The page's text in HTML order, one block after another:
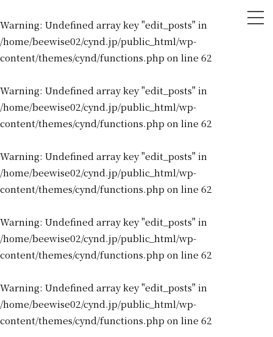
Warning: Undefined array key "edit_posts" in
/home/beewise02/cynd.jp/public_html/wp-
content/themes/cynd/functions.php on line 62
Warning: Undefined array key "edit_posts" in
/home/beewise02/cynd.jp/public_html/wp-
content/themes/cynd/functions.php on line 62
Warning: Undefined array key "edit_posts" in
/home/beewise02/cynd.jp/public_html/wp-
content/themes/cynd/functions.php on line 62
Warning: Undefined array key "edit_posts" in
/home/beewise02/cynd.jp/public_html/wp-
content/themes/cynd/functions.php on line 62
Warning: Undefined array key "edit_posts" in
/home/beewise02/cynd.jp/public_html/wp-
content/themes/cynd/functions.php on line 62